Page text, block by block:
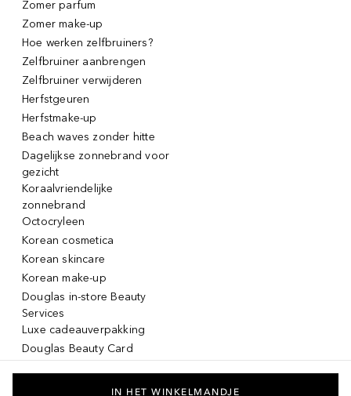
Zomer parfum
Zomer make-up
Hoe werken zelfbruiners?
Zelfbruiner aanbrengen
Zelfbruiner verwijderen
Herfstgeuren
Herfstmake-up
Beach waves zonder hitte
Dagelijkse zonnebrand voor
gezicht
Koraalvriendelijke
zonnebrand
Octocryleen
Korean cosmetica
Korean skincare
Korean make-up
Douglas in-store Beauty
Services
Luxe cadeauverpakking
Douglas Beauty Card
IN HET WINKELMANDJE